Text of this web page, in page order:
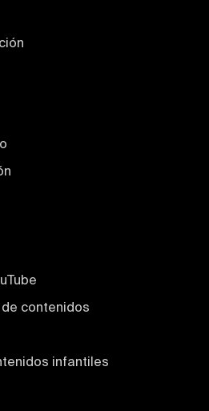
contenidos
infantiles